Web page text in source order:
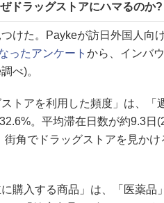
ドラッグストアにハマるのか?
けた。Paykeが訪日外国人向
ったアンケート から、インバ
べ)。
トアを利用した頻度」は、「
。平均滞在日数が約9.3日
街角でドラッグストアを見か
購入する商品」は、「医薬品